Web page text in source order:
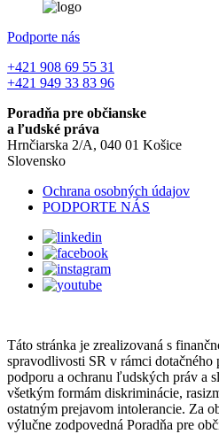
Podporte nás
+421 908 69 55 31
+421 949 33 83 96
Poradňa pre občianske
a ľudské práva
Hrnčiarska 2/A, 040 01 Košice
Slovensko
Ochrana osobných údajov
PODPORTE NÁS
Táto stránka je zrealizovaná s
spravodlivosti SR v rámci dotačného
podporu a ochranu ľudských práv a
všetkým formám diskriminácie,
ostatným prejavom intolerancie. Za
výlučne zodpovedná Poradňa pre